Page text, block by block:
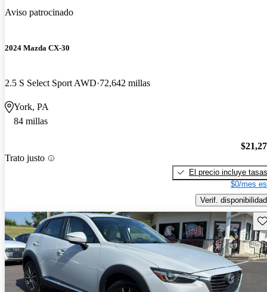
Aviso patrocinado
2024 Mazda CX-30
2.5 S Select Sport AWD 72,642 millas
York, PA
84 millas
Trato justo
El precio incluye tasas
$0/mes
Verif. disponibilidad